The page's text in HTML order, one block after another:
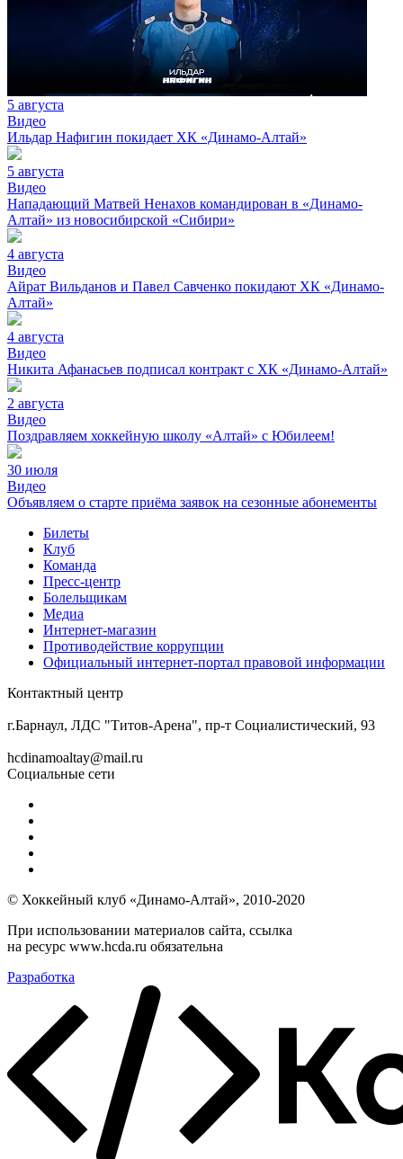
5 августа
Видео
Ильдар Нафигин покидает ХК «Динамо-Алтай»
5 августа
Видео
Нападающий Матвей Ненахов командирован в «Динамо-
Алтай» из новосибирской «Сибири»
4 августа
Видео
Айрат Вильданов и Павел Савченко покидают ХК «Динамо-
Алтай»
4 августа
Видео
Никита Афанасьев подписал контракт с ХК «Динамо-Алтай»
2 августа
Видео
Поздравляем хоккейную школу «Алтай» с Юбилеем!
30 июля
Видео
Объявляем о старте приёма заявок на сезонные абонементы
Билеты
Клуб
Команда
Пресс-центр
Болельщикам
Медиа
Интернет-магазин
Противодействие коррупции
Официальный интернет-портал правовой информации
Контактный центр
г.Барнаул, ЛДС "Титов-Арена", пр-т Социалистический, 93
hcdinamoaltay@mail.ru
Социальные сети
© Хоккейный клуб «Динамо-Алтай», 2010-2020
При использовании материалов сайта, ссылка
на ресурс www.hcda.ru обязательна
Разработка